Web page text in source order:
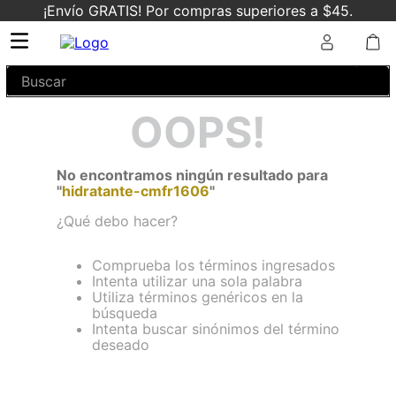
¡Envío GRATIS! Por compras superiores a $45.
Buscar
OOPS!
No encontramos ningún resultado para
"hidratante-cmfr1606"
¿Qué debo hacer?
Comprueba los términos ingresados
Intenta utilizar una sola palabra
Utiliza términos genéricos en la
búsqueda
Intenta buscar sinónimos del término
deseado